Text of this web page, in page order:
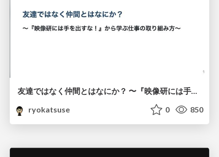
友達ではなく仲間とはなにか？ 〜『映像研には手を出すな！』から学ぶ仕事の取り組み方〜
ryokatsuse
0 850